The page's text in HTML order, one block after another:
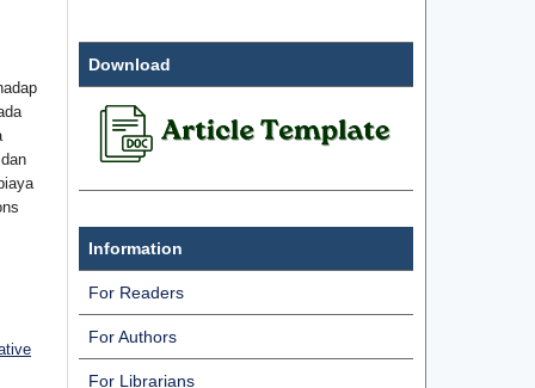
Download
Information
For Readers
For Authors
For Librarians